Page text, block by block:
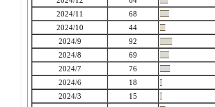
2024/11
68
2024/10
44
2024/9
92
2024/8
69
2024/7
76
2024/6
18
2024/3
15